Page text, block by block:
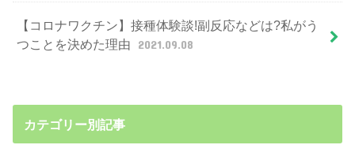
【コロナワクチン】接種体験談!副反応などは?私がう
つことを決めた理由
2021.09.08
カテゴリー別記事